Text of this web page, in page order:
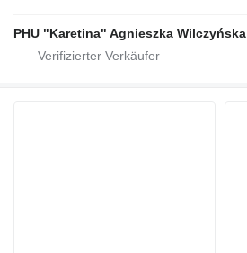
PHU "Karetina" Agnieszka Wilczyńska